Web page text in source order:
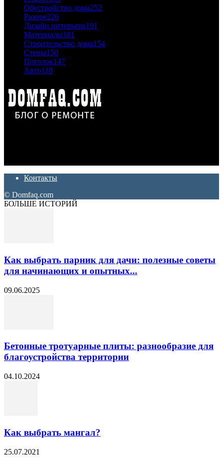
Обустройство дома252
Разное226
Дизайн интерьера191
Материалы181
Строительство дома154
Стены150
Потолок147
Авто118
Контакты
© Domfaq.com
БОЛЬШЕ ИСТОРИЙ
Как выбрать парник для дачи: полезные советы
для начинающих и опытных...
09.06.2025
Бетонные тротуарные плиты: разнообразие для
благоустройства территории
04.10.2024
Как выбрать мангал?
25.07.2021